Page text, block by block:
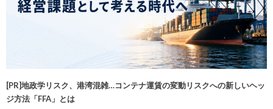
[PR]地政学リスク、港湾混雑…コンテナ運賃の変動リスクへの新しいヘッ
ジ方法「FFA」とは